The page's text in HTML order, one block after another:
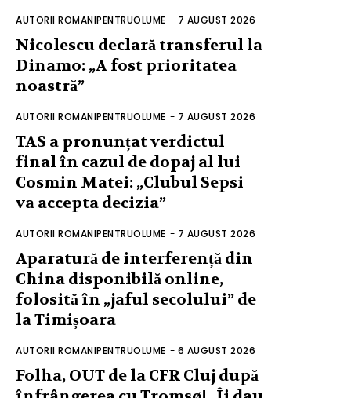
AUTORII ROMANIPENTRUOLUME - 7 AUGUST 2026
Nicolescu declară transferul la
Dinamo: „A fost prioritatea
noastră”
AUTORII ROMANIPENTRUOLUME - 7 AUGUST 2026
TAS a pronunțat verdictul
final în cazul de dopaj al lui
Cosmin Matei: „Clubul Sepsi
va accepta decizia”
AUTORII ROMANIPENTRUOLUME - 7 AUGUST 2026
Aparatură de interferență din
China disponibilă online,
folosită în „jaful secolului” de
la Timișoara
AUTORII ROMANIPENTRUOLUME - 6 AUGUST 2026
Folha, OUT de la CFR Cluj după